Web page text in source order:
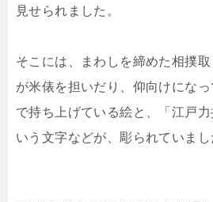
見せられました。
そこには、まわしを締めた相撲
が米俵を担いだり、仰向けにな
で持ち上げている絵と、「江戸
いう文字などが、彫られていまし